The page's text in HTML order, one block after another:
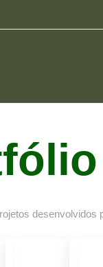
desenvolvidos